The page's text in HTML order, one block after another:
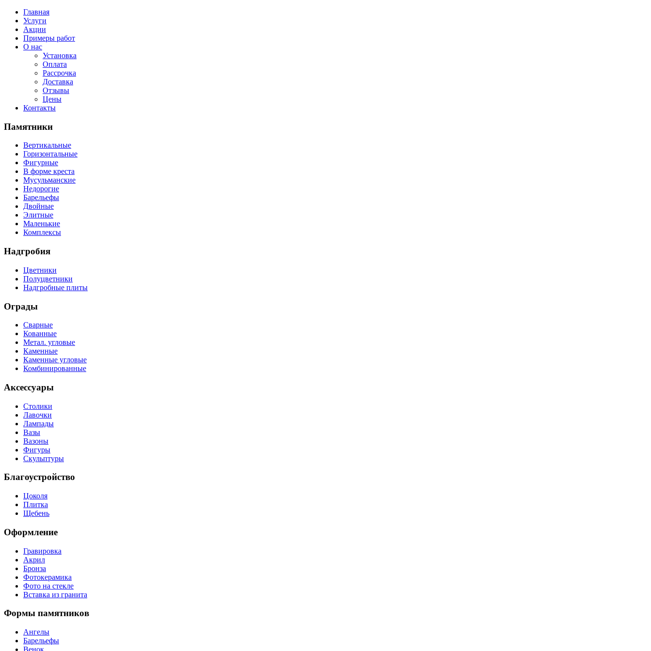
Главная
Услуги
Акции
Примеры работ
О нас
Установка
Оплата
Рассрочка
Доставка
Отзывы
Цены
Контакты
Памятники
Вертикальные
Горизонтальные
Фигурные
В форме креста
Мусульманские
Недорогие
Барельефы
Двойные
Элитные
Маленькие
Комплексы
Надгробия
Цветники
Полуцветники
Надгробные плиты
Ограды
Сварные
Кованные
Метал. угловые
Каменные
Каменные угловые
Комбинированные
Аксессуары
Столики
Лавочки
Лампады
Вазы
Вазоны
Фигуры
Скульптуры
Благоустройство
Цоколя
Плитка
Щебень
Оформление
Гравировка
Акрил
Бронза
Фотокерамика
Фото на стекле
Вставка из гранита
Формы памятников
Ангелы
Барельефы
Венок